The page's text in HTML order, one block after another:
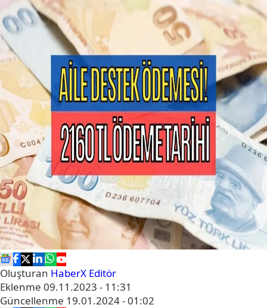
Oluşturan HaberX Editör
Eklenme 09.11.2023 - 11:31
Güncellenme 19.01.2024 - 01:02